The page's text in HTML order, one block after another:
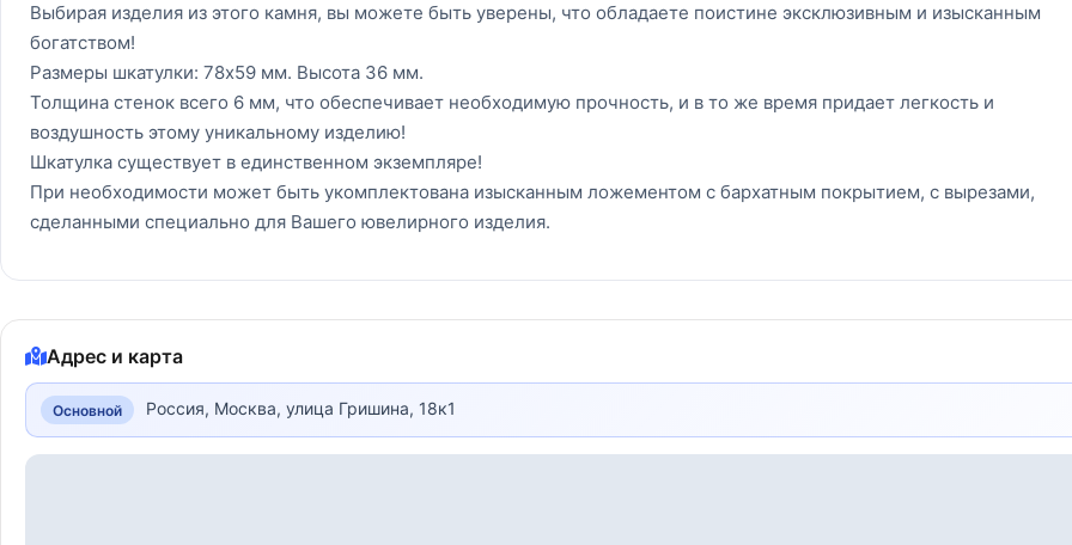
Выбирая изделия из этого камня, вы можете быть уверены, что обладаете поистине эксклюзивным и изысканным
богатством!
Размеры шкатулки: 78x59 мм. Высота 36 мм.
Толщина стенок всего 6 мм, что обеспечивает необходимую прочность, и в то же время придает легкость и
воздушность этому уникальному изделию!
Шкатулка существует в единственном экземпляре!
При необходимости может быть укомплектована изысканным ложементом с бархатным покрытием, с вырезами,
сделанными специально для Вашего ювелирного изделия.
Адрес и карта
Основной Россия, Москва, улица Гришина, 18к1